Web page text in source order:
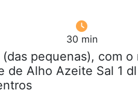
30 min
pequenas), com
de Alho Azeite Sal 1